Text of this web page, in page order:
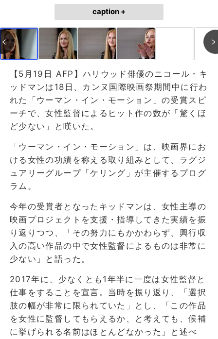
caption +
【5月19日 AFP】ハリウッド俳優のニコール・キ
ッドマンは18日、カンヌ国際映画祭期間中に行わ
れた「ウーマン・イン・モーション」の受賞スピ
ーチで、女性監督によるヒット作の数が「驚くほ
ど少ない」と嘆いた。
「ウーマン・イン・モーション」は、映画界にお
ける女性の功績を称える取り組みとして、ラグジ
ュアリーグループ「ケリング」が主催するプログ
ラム。
今年の受賞者となったキッドマンは、女性主導の
映画プロジェクトを支援・指導してきた実績を振
り返りつつ、「その努力にもかかわらず、興行収
入の高い作品の中で女性監督によるものは非常に
少ない」と語った。
2017年に、少なくとも1年半に一度は女性監督と
仕事をすることを宣言。当時を振り返り、「選択
肢の幅が非常に限られていた」とし、「この作品
を女性に監督してもらえるか、と考えても、候補
に挙げられる名前はほとんどなかった」と述べ